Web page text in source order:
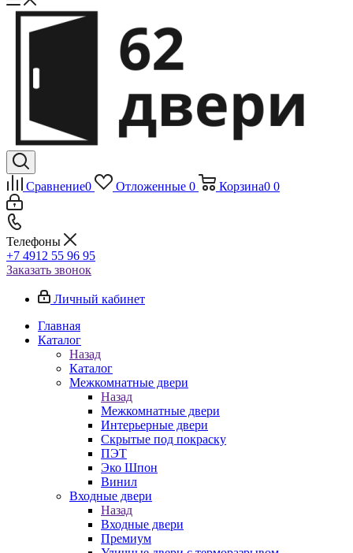
Сравнение0 Отложенные 0 Корзина0 0
Телефоны
+7 4912 55 96 95
Заказать звонок
Личный кабинет
Главная
Каталог
Назад
Каталог
Межкомнатные двери
Назад
Межкомнатные двери
Интерьерные двери
Скрытые под покраску
ПЭТ
Эко Шпон
Винил
Входные двери
Назад
Входные двери
Премиум